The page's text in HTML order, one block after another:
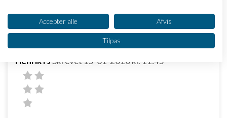
Henrik FJSkrevet 15-01-2010kl. 11:45
Se partnerliste (2 IAB-leverandører)
Vi bruger dine data til følgende formål:
IAB's behandlingsformål:
Opbevare og/eller tilgå oplysninger på en
enhed
Bruge begrænsede oplysninger til at vælge
annoncering
Accepter alle Afvis
Tilpas